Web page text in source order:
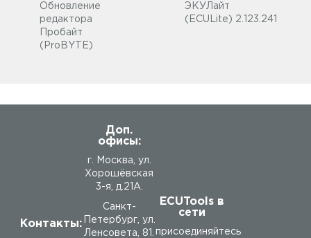
Обновление
редактора
Пробайт
(ProBYTE)
ЭКУЛайт
(ECULite) 2.123.241
Контакты:
Доп.
офисы:
г. Москва, ул.
Хорошёвская
3-я, д.21А.
Санкт-
Петербург, ул.
Ленсовета, 81.
ECUTools в
сети
присоединяйтесь